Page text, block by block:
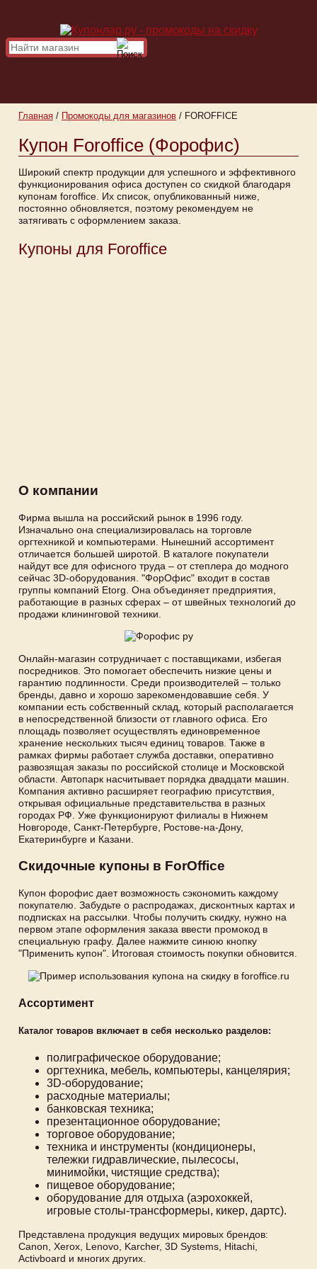
Главная / Промокоды для магазинов / FOROFFICE
Купон Foroffice (Форофис)
Широкий спектр продукции для успешного и эффективного
функционирования офиса доступен со скидкой благодаря
купонам foroffice. Их список, опубликованный ниже,
постоянно обновляется, поэтому рекомендуем не
затягивать с оформлением заказа.
Купоны для Foroffice
О компании
Фирма вышла на российский рынок в 1996 году.
Изначально она специализировалась на торговле
оргтехникой и компьютерами. Нынешний ассортимент
отличается большей широтой. В каталоге покупатели
найдут все для офисного труда – от степлера до модного
сейчас 3D-оборудования. "ФорОфис" входит в состав
группы компаний Etorg. Она объединяет предприятия,
работающие в разных сферах – от швейных технологий до
продажи клининговой техники.
Онлайн-магазин сотрудничает с поставщиками, избегая
посредников. Это помогает обеспечить низкие цены и
гарантию подлинности. Среди производителей – только
бренды, давно и хорошо зарекомендовавшие себя. У
компании есть собственный склад, который располагается
в непосредственной близости от главного офиса. Его
площадь позволяет осуществлять единовременное
хранение нескольких тысяч единиц товаров. Также в
рамках фирмы работает служба доставки, оперативно
развозящая заказы по российской столице и Московской
области. Автопарк насчитывает порядка двадцати машин.
Компания активно расширяет географию присутствия,
открывая официальные представительства в разных
городах РФ. Уже функционируют филиалы в Нижнем
Новгороде, Санкт-Петербурге, Ростове-на-Дону,
Екатеринбурге и Казани.
Скидочные купоны в ForOffice
Купон форофис дает возможность сэкономить каждому
покупателю. Забудьте о распродажах, дисконтных картах и
подписках на рассылки. Чтобы получить скидку, нужно на
первом этапе оформления заказа ввести промокод в
специальную графу. Далее нажмите синюю кнопку
"Применить купон". Итоговая стоимость покупки обновится.
Ассортимент
Каталог товаров включает в себя несколько разделов:
полиграфическое оборудование;
оргтехника, мебель, компьютеры, канцелярия;
3D-оборудование;
расходные материалы;
банковская техника;
презентационное оборудование;
торговое оборудование;
техника и инструменты (кондиционеры,
тележки гидравлические, пылесосы,
минимойки, чистящие средства);
пищевое оборудование;
оборудование для отдыха (аэрохоккей,
игровые столы-трансформеры, кикер, дартс).
Представлена продукция ведущих мировых брендов:
Canon, Xerox, Lenovo, Karcher, 3D Systems, Hitachi,
Activboard и многих других.